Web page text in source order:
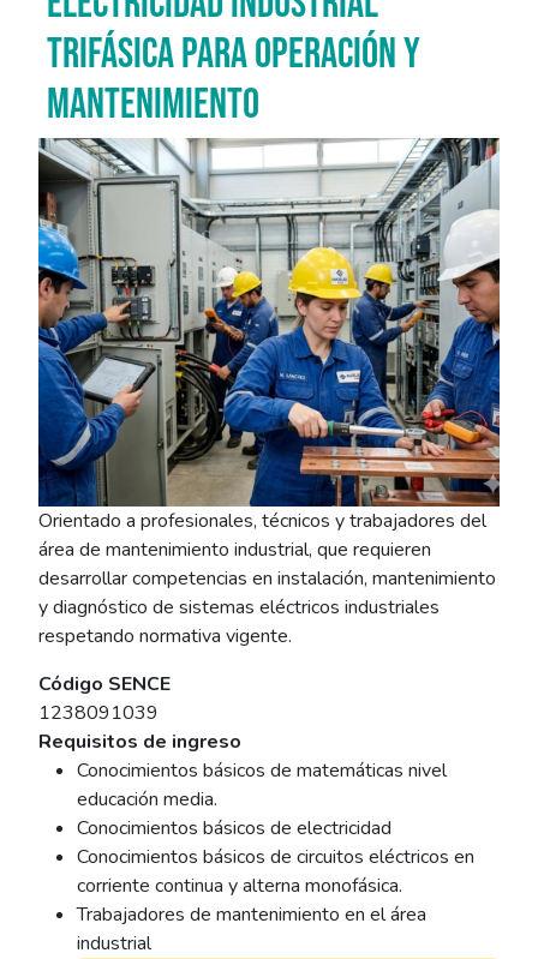
TRIFÁSICA PARA OPERACIÓN Y
MANTENIMIENTO
Imagen del curso
Orientado a profesionales, técnicos y trabajadores del
área de mantenimiento industrial, que requieren
desarrollar competencias en instalación, mantenimiento
y diagnóstico de sistemas eléctricos industriales
respetando normativa vigente.
Código SENCE
1238091039
Requisitos de ingreso
Conocimientos básicos de matemáticas nivel
educación media.
Conocimientos básicos de electricidad
Conocimientos básicos de circuitos eléctricos en
corriente continua y alterna monofásica.
Trabajadores de mantenimiento en el área
industrial